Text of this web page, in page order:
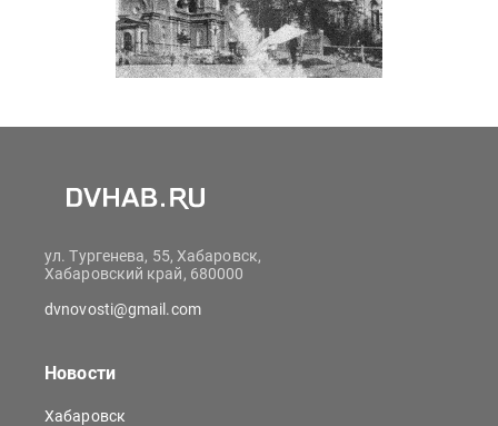
ул. Тургенева, 55, Хабаровск,
Хабаровский край, 680000
dvnovosti@gmail.com
Новости
Хабаровск